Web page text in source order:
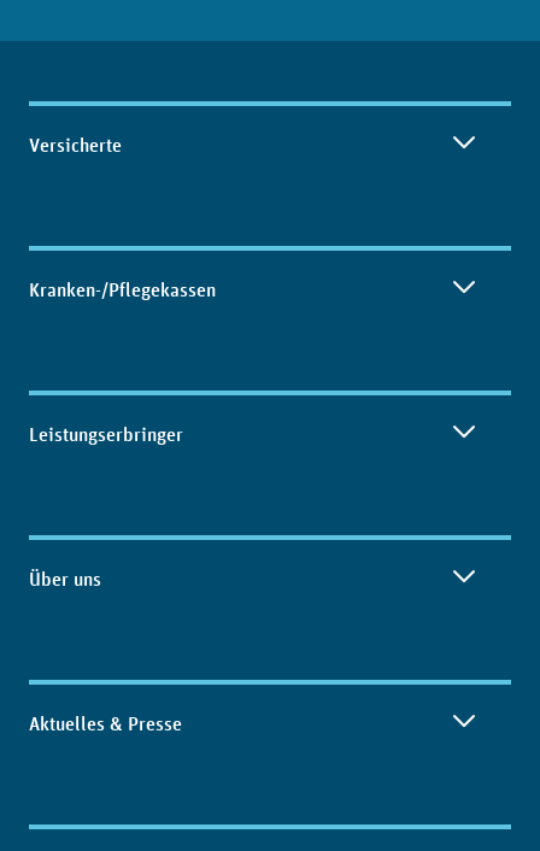
Inhaltsübersicht
Versicherte
Kranken-/Pflegekassen
Leistungserbringer
Über uns
Aktuelles & Presse